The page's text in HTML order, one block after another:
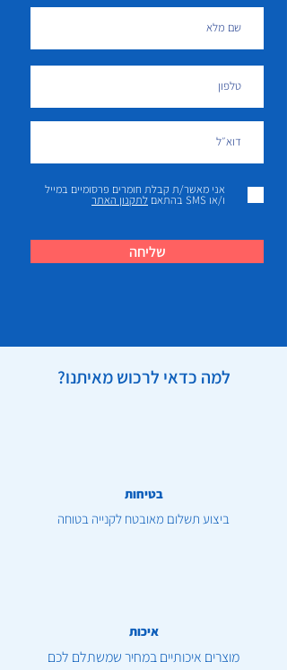
אני מאשר/ת קבלת חומרים פרסומיים במייל
ו/או SMS בהתאם לתקנון האתר
שליחה
למה כדאי לרכוש מאיתנו?
בטיחות
ביצוע תשלום מאובטח לקנייה בטוחה
איכות
מוצרים איכותיים במחיר שמשתלם לכם